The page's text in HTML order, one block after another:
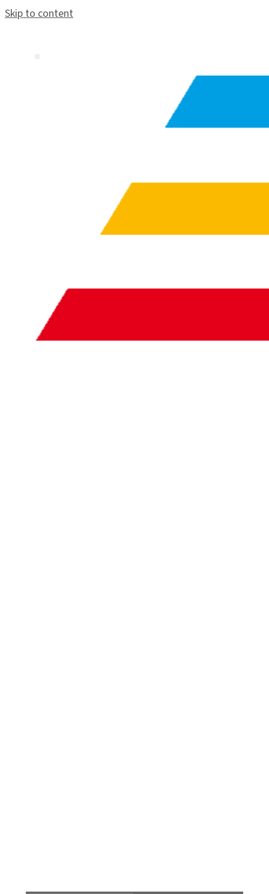
Skip to content